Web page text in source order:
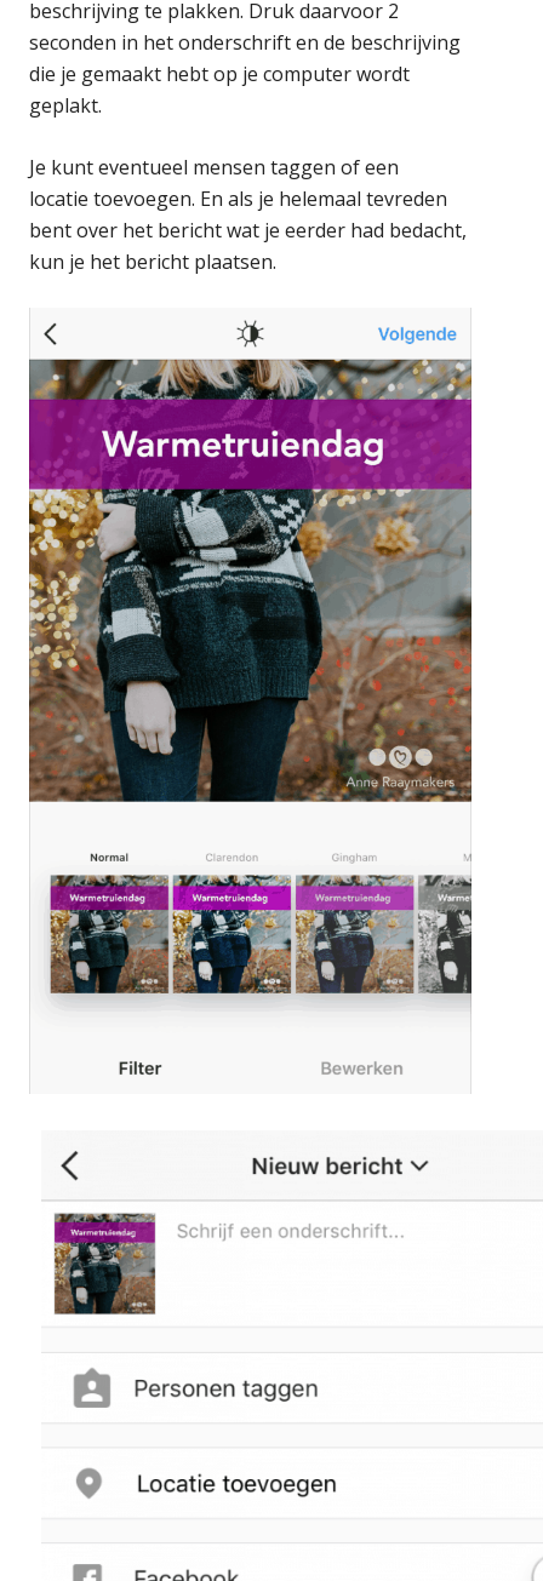
beschrijving te plakken. Druk daarvoor 2
seconden in het onderschrift en de beschrijving
die je gemaakt hebt op je computer wordt
geplakt.
Je kunt eventueel mensen taggen of een
locatie toevoegen. En als je helemaal tevreden
bent over het bericht wat je eerder had bedacht,
kun je het bericht plaatsen.